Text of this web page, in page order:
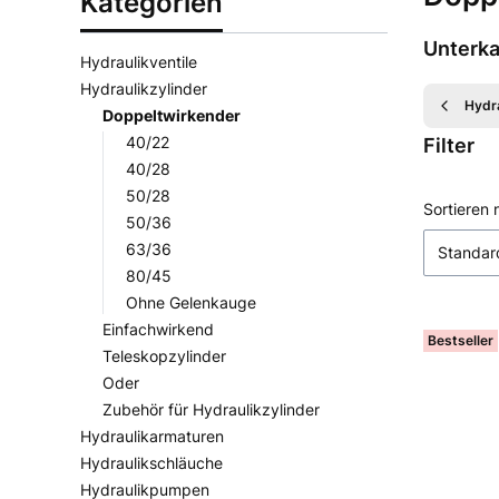
Hydraulikventile
Hydraulikzylinder
Doppeltwirkender
40/22
40/28
50/28
50/36
63/36
80/45
Ohne Gelenkauge
Einfachwirkend
Teleskopzylinder
Oder
Zubehör für Hydraulikzylinder
Hydraulikarmaturen
Hydraulikschläuche
Hydraulikpumpen
Filter
Ende der
Sortieren
Bestseller